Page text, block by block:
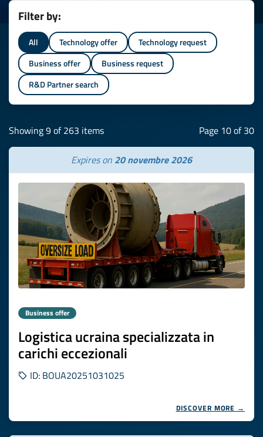
Filter by:
All Technology offer
Technology request
Business offer
Business request
R&D Partner search
Showing 9 of 263 items Page 10 of 30
Expires on 20 novembre 2026
Business offer
Logistica ucraina specializzata in
carichi eccezionali
ID: BOUA20251031025
DISCOVER MORE →